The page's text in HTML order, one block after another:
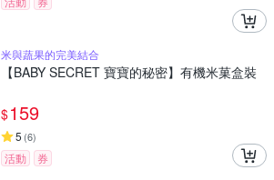
米與蔬果的完美結合
【BABY SECRET 寶寶的秘密】有機米菓盒裝
$159
5 (6)
活動
券